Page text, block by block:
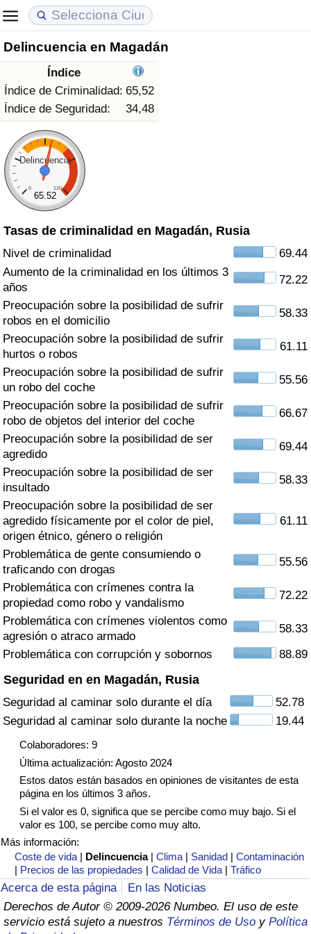
Delincuencia en Magadán
Índice
Índice de Criminalidad: 65,52
Índice de Seguridad:
34,48
Delincuencia
0 120
65.52
Tasas de criminalidad en Magadán, Rusia
Nivel de criminalidad
69.44
Aumento de la criminalidad en los últimos 3
años
72.22
Preocupación sobre la posibilidad de sufrir
robos en el domicilio
58.33
Preocupación sobre la posibilidad de sufrir
hurtos o robos
61.11
Preocupación sobre la posibilidad de sufrir
un robo del coche
55.56
Preocupación sobre la posibilidad de sufrir
robo de objetos del interior del coche
66.67
Preocupación sobre la posibilidad de ser
agredido
69.44
Preocupación sobre la posibilidad de ser
insultado
58.33
Preocupación sobre la posibilidad de ser
agredido físicamente por el color de piel,
origen étnico, género o religión
61.11
Problemática de gente consumiendo o
traficando con drogas
55.56
Problemática con crímenes contra la
propiedad como robo y vandalismo
72.22
Problemática con crímenes violentos como
agresión o atraco armado
58.33
Problemática con corrupción y sobornos
88.89
Seguridad en en Magadán, Rusia
Seguridad al caminar solo durante el día
52.78
Seguridad al caminar solo durante la noche
19.44
Colaboradores: 9
Última actualización: Agosto 2024
Estos datos están basados en opiniones de visitantes de esta
página en los últimos 3 años.
Si el valor es 0, significa que se percibe como muy bajo. Si el
valor es 100, se percibe como muy alto.
Más información:
Coste de vida | Delincuencia |Clima | Sanidad |Contaminación
| Precios de las propiedades |Calidad de Vida |Tráfico
Acerca de esta página
En las Noticias
Derechos de Autor © 2009-2026 Numbeo. El uso de este
servicio está sujeto a nuestros Términos de Uso y Política
Coste de vida
Índice de Costo de Vida (Actual)
Índice de Costo de Vida
Índice de costo de vida por país
en aqaba
Precios de las propiedades
Índice de Precios de Inmuebles (Actual)
Índice de Precios de Inmuebles
Índice de Precios de Inmuebles por País
Calidad de Vida
Índice de Calidad de Vida
Índice de Calidad de Vida (Actual)
Índice de calidad de vida por país
Delincuencia
Calificación del Índice de Criminalidad
(Actual)
Índice de Criminalidad
Índice de criminalidad por país
Sanidad
Índice de Sanidad (Actual)
Índice de Sanidad
Índice de Sanidad por País
Contaminación
Índice de Contaminación (Actual)
Índice de contaminación
Índice de Contaminación por País
Tráfico
Índice de Tráfico
Índice de Tráfico (Actual)
Índice de Tráfico por País